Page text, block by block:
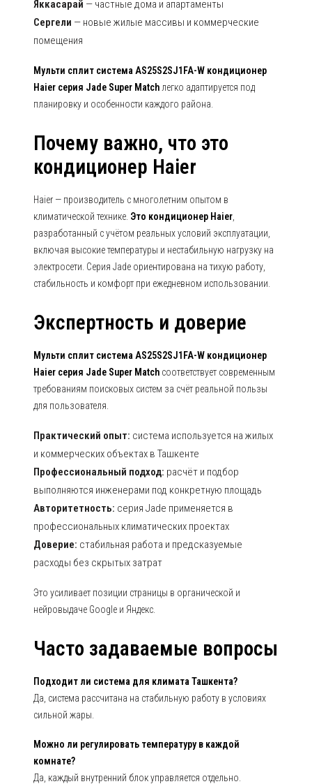
Яккасарай — частные дома и апартаменты
Сергели — новые жилые массивы и коммерческие
помещения
Мульти сплит система AS25S2SJ1FA-W кондиционер
Haier серия Jade Super Match легко адаптируется под
планировку и особенности каждого района.
Почему важно, что это
кондиционер Haier
Haier — производитель с многолетним опытом в
климатической технике. Это кондиционер Haier
разработанный с учётом реальных условий эксплуатации,
включая высокие температуры и нестабильную нагрузку на
электросети. Серия Jade ориентирована на тихую работу,
стабильность и комфорт при ежедневном использовании.
Экспертность и доверие
Мульти сплит система AS25S2SJ1FA-W кондиционер
Haier серия Jade Super Match соответствует современным
требованиям поисковых систем за счёт реальной пользы
для пользователя.
Практический опыт: система используется на жилых
и коммерческих объектах в Ташкенте
Профессиональный подход: расчёт и подбор
выполняются инженерами под конкретную площадь
Авторитетность: серия Jade применяется в
профессиональных климатических проектах
Доверие: стабильная работа и предсказуемые
расходы без скрытых затрат
Это усиливает позиции страницы в органической и
нейровыдаче Google и Яндекс.
Часто задаваемые вопросы
Подходит ли система для климата Ташкента?
Да, система рассчитана на стабильную работу в условиях
сильной жары.
Можно ли регулировать температуру в каждой
комнате?
Да, каждый внутренний блок управляется отдельно.